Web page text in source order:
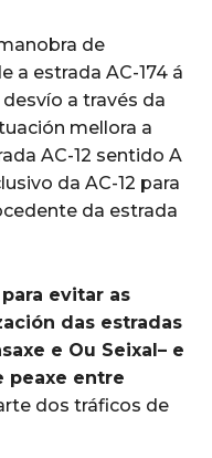
de
a estrada AC-174 á
desvío a través da
mellora a
AC-12 sentido A
da AC-12 para
da estrada
evitar as
das estradas
e Ou Seixal– e
peaxe entre
dos tráficos de